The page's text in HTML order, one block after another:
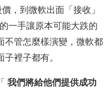
，到微軟出面「接收」
一手讓原本可能大跌的
不管怎麼樣演變，微軟都
子裡子都有。
我們將給他們提供成功